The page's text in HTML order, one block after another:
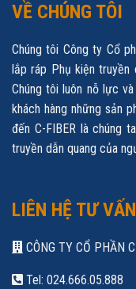
VỀ CHÚNG TÔI
Chúng tôi Công ty Cổ
lắp ráp Phụ kiện truyền
Chúng tôi luôn nỗ lực
khách hàng những sản
đến C-FIBER là chúng
truyền dẫn quang của
LIÊN HỆ TƯ VẤN
CÔNG TY CỔ PHẦN
Tel: 024.666.05.888